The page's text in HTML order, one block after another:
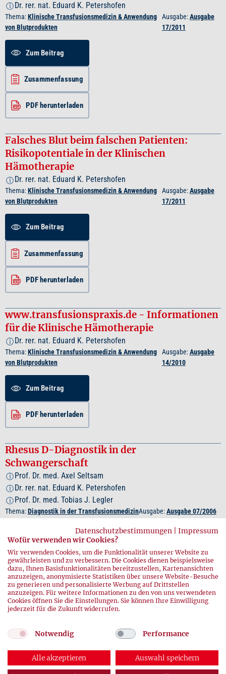
i Dr. rer. nat. Eduard K. Petershofen
Thema:Klinische Transfusionsmedizin & Anwendung
von Blutprodukten
Ausgabe:Ausgabe
17/2011
Zum Beitrag
Zusammenfassung
PDF herunterladen
Falsches Blut beim falschen Patienten:
Risikopotentiale in der Klinischen
Hämotherapie
i Dr. rer. nat. Eduard K. Petershofen
Thema:Klinische Transfusionsmedizin & Anwendung
von Blutprodukten
Ausgabe:Ausgabe
17/2011
Zum Beitrag
Zusammenfassung
PDF herunterladen
www.transfusionspraxis.de - Informationen
für die Klinische Hämotherapie
i Dr. rer. nat. Eduard K. Petershofen
Thema:Klinische Transfusionsmedizin & Anwendung
von Blutprodukten
Ausgabe:Ausgabe
14/2010
Zum Beitrag
PDF herunterladen
Rhesus D-Diagnostik in der
Schwangerschaft
i Prof. Dr. med. Axel Seltsam
i Dr. rer. nat. Eduard K. Petershofen
i Prof. Dr. med. Tobias J. Legler
Thema:Diagnostik in der TransfusionsmedizinAusgabe:Ausgabe 07/2006
Zum Beitrag
PDF herunterladen
Datenschutzbestimmungen
Impressum
Wofür verwenden wir Cookies?
Wir verwenden Cookies, um die Funktionalität unserer Website zu
gewährleisten und zu verbessern. Die Cookies dienen beispielsweise
dazu, Ihnen Basisfunktionalitäten bereitzustellen, Kartenansichten
anzuzeigen, anonymisierte Statistiken über unsere Website-Besuche
zu generieren und personalisierte Werbung auf Drittstellen
anzuzeigen. Für weitere Informationen zu den von uns verwendeten
Cookies öffnen Sie die Einstellungen. Sie können Ihre Einwilligung
jederzeit für die Zukunft widerrufen.
Notwendig Performance
Alle akzeptieren Auswahl speichern